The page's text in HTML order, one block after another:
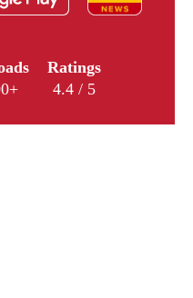
Ratings
4.4 / 5